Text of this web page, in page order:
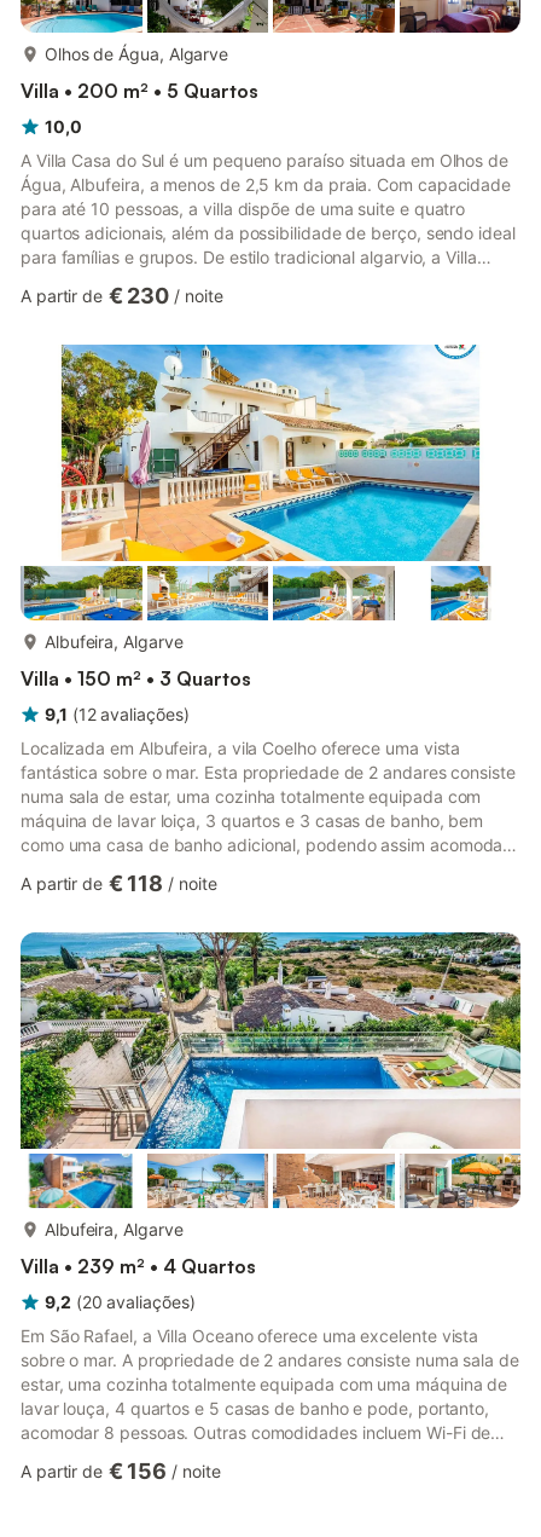
Olhos de Água, Algarve
Villa • 200 m² • 5 Quartos
10,0
A Villa Casa do Sul é um pequeno paraíso situada em Olhos de
Água, Albufeira, a menos de 2,5 km da praia. Com capacidade
para até 10 pessoas, a villa dispõe de uma suite e quatro
quartos adicionais, além da possibilidade de berço, sendo ideal
para famílias e grupos. De estilo tradicional algarvio, a Villa
jardim com rede de descanso, estacionamento privado e
desfrutar dos mágicos e tranquilos pores do sol do Algarve. O
terraço oferece também uma zona de refeições coberta e um
chu...
A partir de € 230 / noite
Albufeira, Algarve
Villa • 150 m² • 3 Quartos
9,1 (12 avaliações)
Localizada em Albufeira, a vila Coelho oferece uma vista
fantástica sobre o mar. Esta propriedade de 2 andares consiste
numa sala de estar, uma cozinha totalmente equipada com
máquina de lavar loiça, 3 quartos e 3 casas de banho, bem
como uma casa de banho adicional, podendo assim acomodar
velocidade, ar condicionado, uma máquina de lavar roupa, bem
ténis de mesa e uma mesa de bilhar estão também disponíveis
na propriedade. A sua área exterior privada inclui uma piscina
aquecida, u...
A partir de € 118 / noite
Albufeira, Algarve
Villa • 239 m² • 4 Quartos
9,2 (20 avaliações)
Em São Rafael, a Villa Oceano oferece uma excelente vista
sobre o mar. A propriedade de 2 andares consiste numa sala de
estar, uma cozinha totalmente equipada com uma máquina de
lavar louça, 4 quartos e 5 casas de banho e pode, portanto,
acomodar 8 pessoas. Outras comodidades incluem Wi-Fi de
bem como uma TV. Além disso, uma mesa de ténis de mesa e
A partir de € 156 / noite